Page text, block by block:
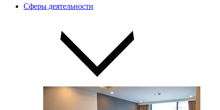
Сферы деятельности